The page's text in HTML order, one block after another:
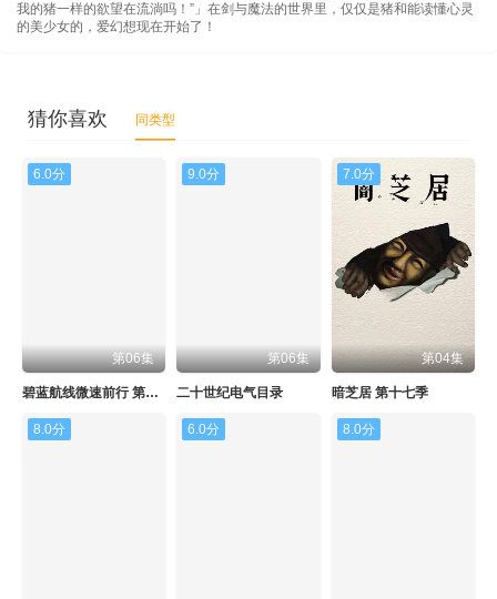
我的猪一样的欲望在流淌吗！”」在剑与魔法的世界里，仅仅是猪和能读懂心灵
的美少女的，爱幻想现在开始了！
猜你喜欢 同类型
6.0分
第06集
碧蓝航线微速前行 第二季
9.0分
第06集
二十世纪电气目录
7.0分
第04集
暗芝居 第十七季
8.0分 6.0分 8.0分